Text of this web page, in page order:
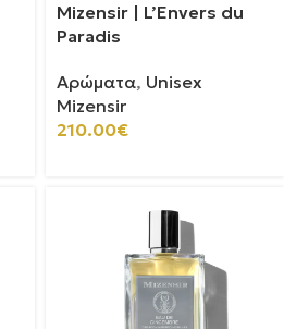
Mizensir | L’Envers du
Paradis
Αρώματα, Unisex
Mizensir
210.00€